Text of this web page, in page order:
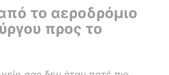
το αεροδρόμιο
προς το